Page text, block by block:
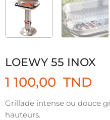
LOEWY 55 INOX
1 100,00 TND
Grillade intense ou douce
hauteurs.